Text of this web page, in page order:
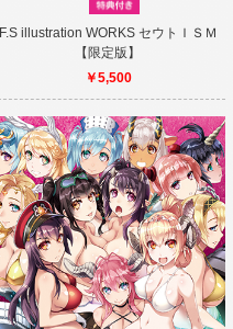
F.S illustration WORKS セウトＩＳＭ
【限定版】
￥5,500